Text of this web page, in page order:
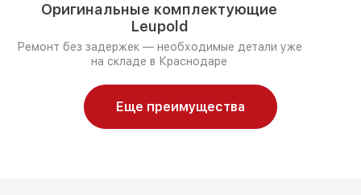
Оригинальные комплектующие
Leupold
Ремонт без задержек — необходимые детали уже
на складе в Краснодаре
Еще преимущества